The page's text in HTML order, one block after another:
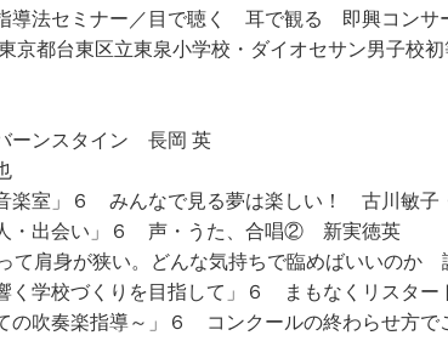
指導法セミナー／目で聴く 耳で観る 即興コン
京都台東区立東泉小学校・ダイオセサン男子校
ーンスタイン 長岡 英
楽室」６ みんなで見る夢は楽しい！ 古川敏子
・出会い」６ 声・うた、合唱② 新実徳英
て肩身が狭い。どんな気持ちで臨めばいいのか
く学校づくりを目指して」６ まもなくリスタ
の吹奏楽指導～」６ コンクールの終わらせ方